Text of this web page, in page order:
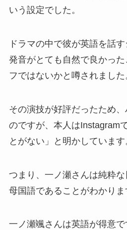
いう設定でした。
ドラマの中で彼が英語を話
発音がとても自然で良かっ
フではないかと噂されました
その演技が好評だったため
のですが、本人はInstagram
とがない」と明かしています
つまり、一ノ瀬さんは純粋
母国語であることがわかりま
一ノ瀬颯さんは英語が得意